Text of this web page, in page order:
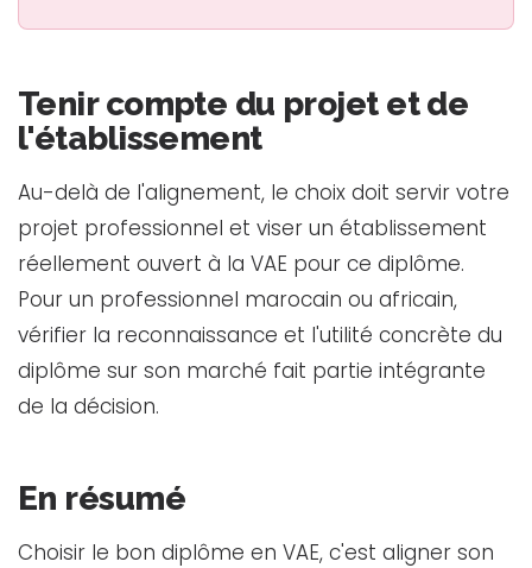
Tenir compte du projet et de
l'établissement
Au-delà de l'alignement, le choix doit servir votre
projet professionnel et viser un établissement
réellement ouvert à la VAE pour ce diplôme.
Pour un professionnel marocain ou africain,
vérifier la reconnaissance et l'utilité concrète du
diplôme sur son marché fait partie intégrante
de la décision.
En résumé
Choisir le bon diplôme en VAE, c'est aligner son